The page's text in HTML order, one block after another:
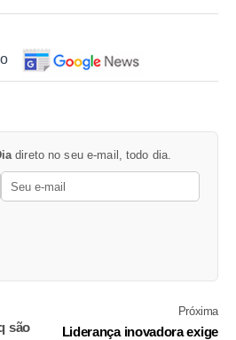
direto no seu e-mail, todo dia.
são
Próxima
Liderança inovadora exige